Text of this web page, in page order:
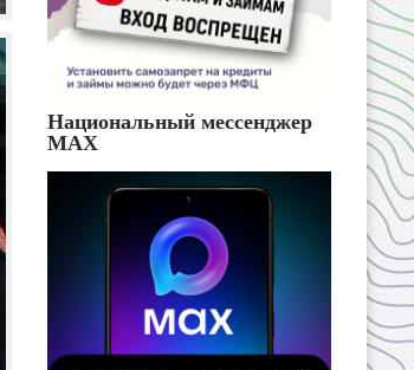
Национальный мессенджер
MAX